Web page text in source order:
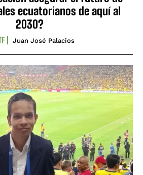
ecuatorianos de aquí al
2030?
Juan José Palacios